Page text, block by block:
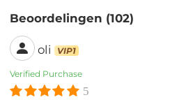
Beoordelingen (102)
oli VIP1
Verified Purchase
5